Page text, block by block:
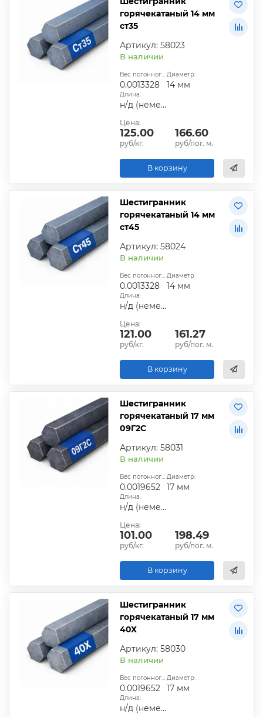
горячекатаный 14 мм
ст35
Артикул: 58023
В наличии
Вес погонного метра, т.:
0.0013328
Диаметр:
14 мм
Длина:
н/д (немерная)
Цена:
125.00
руб/кг.
166.60
руб/пог. м.
В корзину
Шестигранник
горячекатаный 14 мм
ст45
Артикул: 58024
В наличии
Вес погонного метра, т.:
0.0013328
Диаметр:
14 мм
Длина:
н/д (немерная)
Цена:
121.00
руб/кг.
161.27
руб/пог. м.
В корзину
Шестигранник
горячекатаный 17 мм
09Г2С
Артикул: 58031
В наличии
Вес погонного метра, т.:
0.0019652
Диаметр:
17 мм
Длина:
н/д (немерная)
Цена:
101.00
руб/кг.
198.49
руб/пог. м.
В корзину
Шестигранник
горячекатаный 17 мм
40Х
Артикул: 58030
В наличии
Вес погонного метра, т.:
0.0019652
Диаметр:
17 мм
Длина:
н/д (немерная)